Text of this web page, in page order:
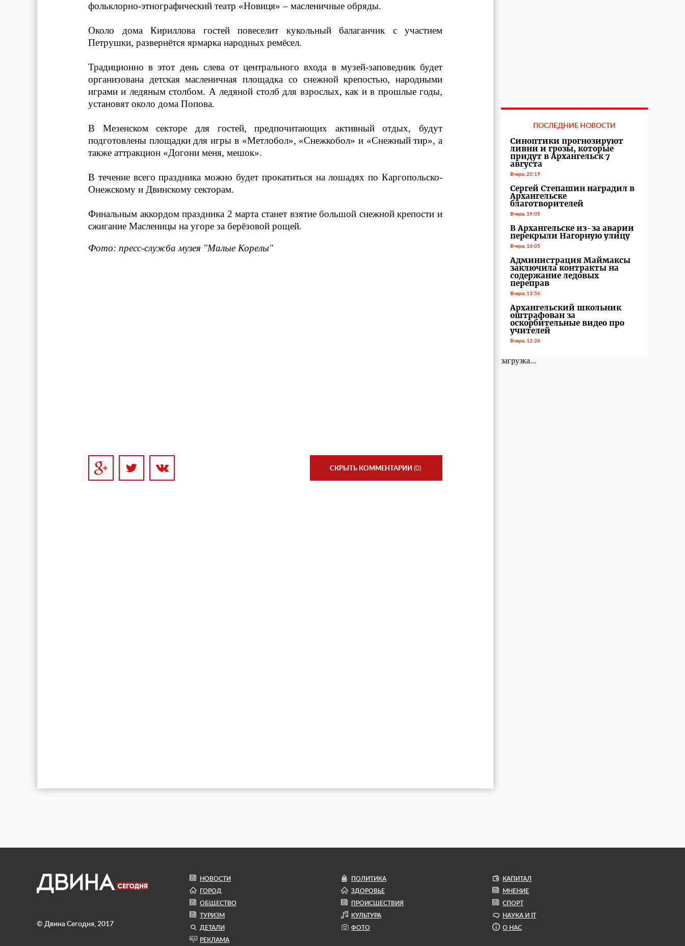
фольклорно-этнографический театр «Новиця» – масленичные обряды.
Около дома Кириллова гостей повеселит кукольный балаганчик с участием
Петрушки, развернётся ярмарка народных ремёсел.
Традиционно в этот день слева от центрального входа в музей-заповедник будет
организована детская масленичная площадка со снежной крепостью, народными
играми и ледяным столбом. А ледяной столб для взрослых, как и в прошлые годы,
установят около дома Попова.
В Мезенском секторе для гостей, предпочитающих активный отдых, будут
подготовлены площадки для игры в «Метлобол», «Снежкобол» и «Снежный тир», а
также аттракцион «Догони меня, мешок».
В течение всего праздника можно будет прокатиться на лошадях по Каргопольско-
Онежскому и Двинскому секторам.
Финальным аккордом праздника 2 марта станет взятие большой снежной крепости и
сжигание Масленицы на угоре за берёзовой рощей.
Фото: пресс-служба музея "Малые Корелы"
СКРЫТЬ КОММЕНТАРИИ (0)
ПОСЛЕДНИЕ НОВОСТИ
Синоптики прогнозируют
ливни и грозы, которые
придут в Архангельск 7
августа
Вчера, 20:19
Сергей Степашин наградил в
Архангельске
благотворителей
Вчера, 19:05
В Архангельске из-за аварии
перекрыли Нагорную улицу
Вчера, 16:05
Администрация Маймаксы
заключила контракты на
содержание ледовых
переправ
Вчера, 13:56
Архангельский школьник
оштрафован за
оскорбительные видео про
учителей
Вчера, 12:26
загрузка...
© Двина Сегодня, 2017
НОВОСТИ ПОЛИТИКА
КАПИТАЛ
ГОРОД
ЗДОРОВЬЕ
МНЕНИЕ
ОБЩЕСТВО
ПРОИСШЕСТВИЯ
СПОРТ
ТУРИЗМ
КУЛЬТУРА
НАУКА И IT
ДЕТАЛИ
ФОТО
О НАС
РЕКЛАМА